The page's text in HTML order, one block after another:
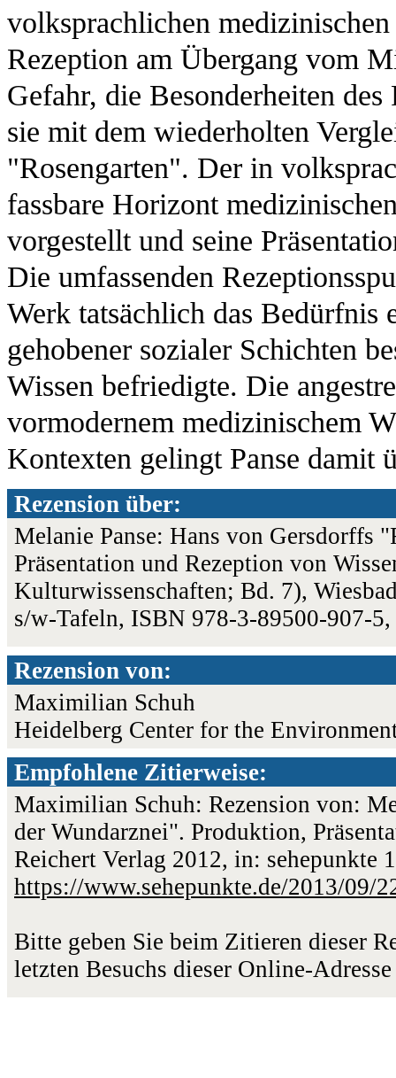
volksprachlichen
Rezeption am Übergang vom
Gefahr, die Besonderheiten
sie mit dem wiederholten
"Rosengarten". Der in
fassbare Horizont
vorgestellt und seine
Die umfassenden
Werk tatsächlich das Bedürfnis
gehobener sozialer Schichten
Wissen befriedigte. Die
vormodernem medizinischem
Kontexten gelingt Panse damit
Rezension über:
Melanie Panse: Hans von Gersdorffs
Präsentation und Rezeption von
Kulturwissenschaften; Bd. 7),
s/w-Tafeln, ISBN 978-3-89500-907-
Rezension von:
Maximilian Schuh
Heidelberg Center for the
Empfohlene Zitierweise:
Maximilian Schuh: Rezension von:
der Wundarznei". Produktion,
Reichert Verlag 2012, in:
https://www.sehepunkte.de/2013/09/
Bitte geben Sie beim Zitieren dieser
letzten Besuchs dieser Online-Adresse